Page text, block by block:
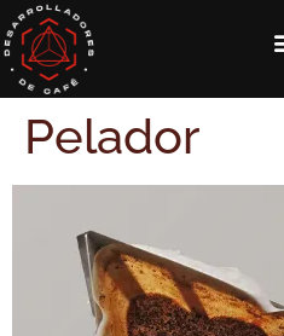
Pelador